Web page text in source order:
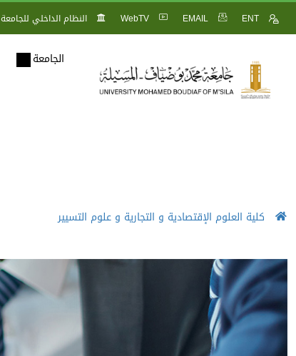
ENT
EMAIL
WebTV النظام الداخلي للجامعة
الجامعة
كلية العلوم الإقتصادية و التجارية و علوم التسيير